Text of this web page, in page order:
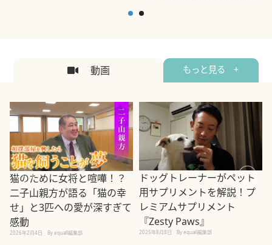
2026年5月12日
動画 もっと見る +
猫のために女将と喧嘩！？
二子山親方が語る「猫の幸
せ」と3匹への愛が深すぎて
感動
2026年2月4日 By equall編集部
ドッグトレーナーがペット
用サプリメントを解説！プ
レミアムサプリメント
『Zesty Paws』
2025年8月8日 By equall編集部